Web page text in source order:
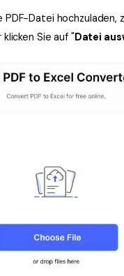
PDF-Datei hochzuladen,
Sie auf "Datei